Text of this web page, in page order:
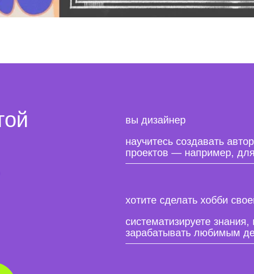
вы дизайнер
научитесь создавать
проектов — например,
хотите сделать хобби
систематизируете
зарабатывать любимым